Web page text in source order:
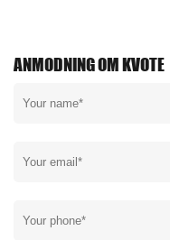
ANMODNING OM KVOTE